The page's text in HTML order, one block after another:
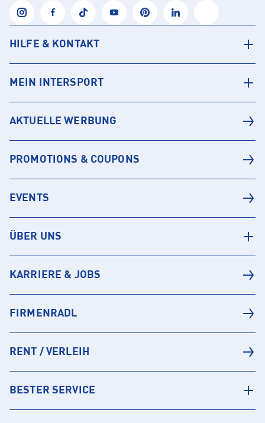
HILFE & KONTAKT
MEIN INTERSPORT
AKTUELLE WERBUNG
PROMOTIONS & COUPONS
EVENTS
ÜBER UNS
KARRIERE & JOBS
FIRMENRADL
RENT / VERLEIH
BESTER SERVICE